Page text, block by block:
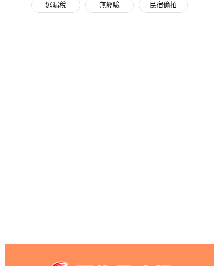
逃漏稅 無經驗 民宿偷拍